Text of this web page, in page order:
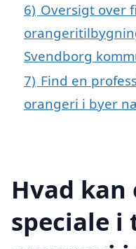
6) Oversigt over
Svendborg
7) Find en
orangeri i byer
Hvad
speciale